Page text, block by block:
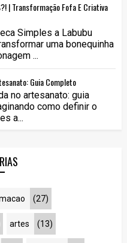
| Transformação Fofa E Criativa
Simples a Labubu
uma bonequinha
...
Guia Completo
no artesanato: guia
como definir o
a...
(27)
artes (13)